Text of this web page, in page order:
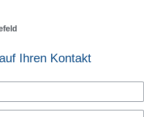
Ihren Kontakt